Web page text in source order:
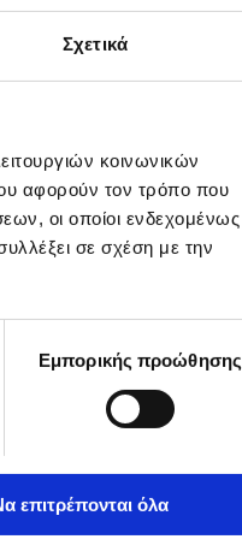
Σχετικά
κοινωνικών
αφορούν τον τρόπο που
οι οποίοι ενδεχομένως
σε σχέση με την
Εμπορικής προώθησης
επιτρέπονται όλα